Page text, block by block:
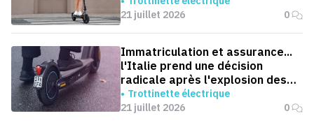
21 juillet 2026
0
Immatriculation et assurance...
l'Italie prend une décision
radicale après l'explosion des
accidents de trottinettes
Trottinette électrique
21 juillet 2026
0